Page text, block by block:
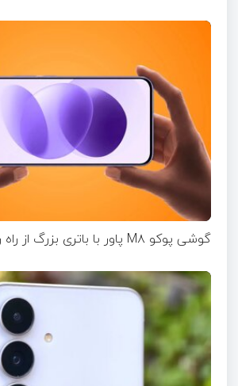
گوشی پوکو M۸ پاور با باتری بزرگ از راه رسید